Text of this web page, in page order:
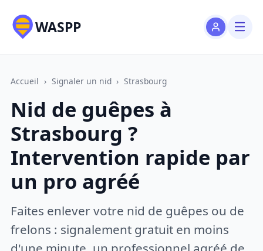
WASPP
Accueil › Signaler un nid › Strasbourg
Nid de guêpes à
Strasbourg ?
Intervention rapide par
un pro agréé
Faites enlever votre nid de guêpes ou de
frelons : signalement gratuit en moins